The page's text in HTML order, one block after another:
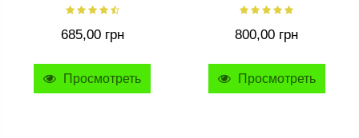
685,00 грн
Просмотреть
800,00 грн
Просмотреть